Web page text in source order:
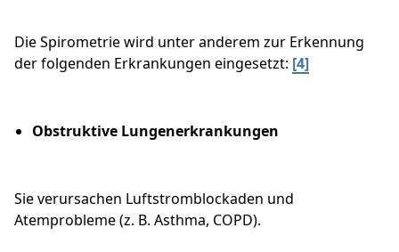
Die Spirometrie wird unter anderem zur Erkennung
der folgenden Erkrankungen eingesetzt: [4]
Obstruktive Lungenerkrankungen
Sie verursachen Luftstromblockaden und
Atemprobleme (z. B. Asthma, COPD).